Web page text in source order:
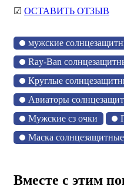
☑ ОСТАВИТЬ ОТЗЫВ
мужские
Ray-Ban
Круглые
Авиаторы
Мужские сз очки
Маска
Вместе с этим